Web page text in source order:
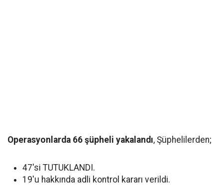
Operasyonlarda 66 şüpheli yakalandı, Şüphelilerden;
47'si TUTUKLANDI.
19'u hakkında adli kontrol kararı verildi.